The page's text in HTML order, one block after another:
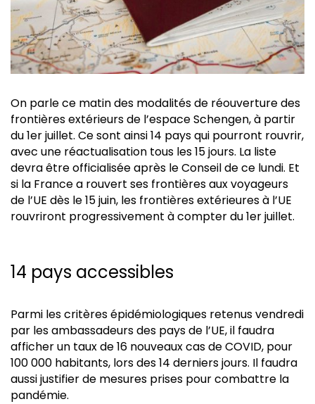
On parle ce matin des modalités de réouverture des
frontières extérieurs de l’espace Schengen, à partir
du 1er juillet. Ce sont ainsi 14 pays qui pourront rouvrir,
avec une réactualisation tous les 15 jours. La liste
devra être officialisée après le Conseil de ce lundi. Et
si la France a rouvert ses frontières aux voyageurs
de l’UE dès le 15 juin, les frontières extérieures à l’UE
rouvriront progressivement à compter du 1er juillet.
14 pays accessibles
Parmi les critères épidémiologiques retenus vendredi
par les ambassadeurs des pays de l’UE, il faudra
afficher un taux de 16 nouveaux cas de COVID, pour
100 000 habitants, lors des 14 derniers jours. Il faudra
aussi justifier de mesures prises pour combattre la
pandémie.